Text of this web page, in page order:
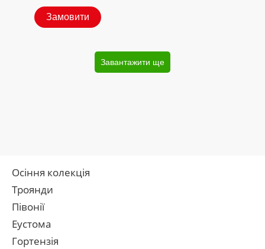
Замовити
Завантажити ще
Осіння колекція
Троянди
Півонії
Еустома
Гортензія